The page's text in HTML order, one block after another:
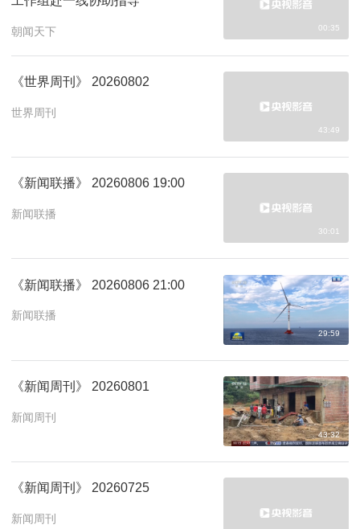
朝闻天下 00:35
《世界周刊》 20260802
世界周刊
43:49
《新闻联播》 20260806 19:00
新闻联播
30:01
《新闻联播》 20260806 21:00
新闻联播
29:59
《新闻周刊》 20260801
新闻周刊
43:32
《新闻周刊》 20260725
新闻周刊